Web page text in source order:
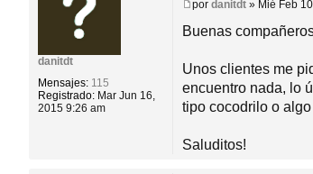
do
danitdt
Mensajes: 115
Registrado: Mar Jun 16,
2015 9:26 am
M
e
n
a
j
e
por danitdt » Mié Feb
Buenas
Unos clientes me
encuentro nada, lo
tipo cocodrilo o
Saluditos!